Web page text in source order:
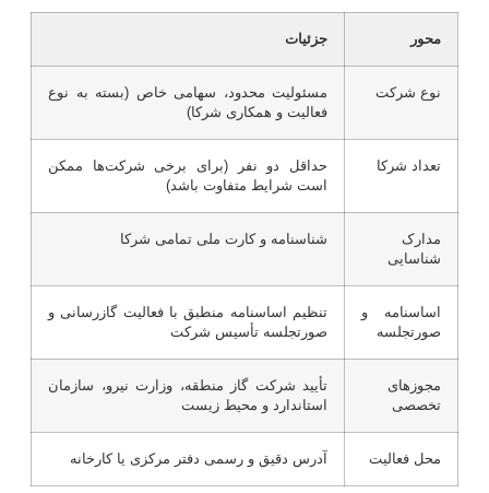
محور جزئیات
نوع شرکت
مسئولیت محدود، سهامی خاص (بسته به نوع
فعالیت و همکاری شرکا)
تعداد شرکا
حداقل دو نفر (برای برخی شرکت‌ها ممکن
است شرایط متفاوت باشد)
مدارک
شناسایی
شناسنامه و کارت ملی تمامی شرکا
اساسنامه و
صورتجلسه
تنظیم اساسنامه منطبق با فعالیت گازرسانی و
صورتجلسه تأسیس شرکت
مجوزهای
تخصصی
تأیید شرکت گاز منطقه، وزارت نیرو، سازمان
استاندارد و محیط زیست
محل فعالیت آدرس دقیق و رسمی دفتر مرکزی یا کارخانه